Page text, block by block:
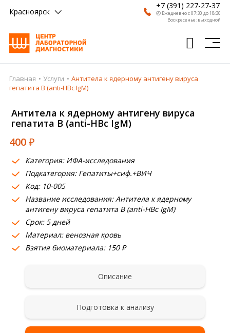
Красноярск
+7 (391) 227-27-37
🕗 Ежедневно с 07:30 до 18:30
Воскресенье: выходной
Главная
Врачи
Получить результат
Пациентам
О компании
Где сдать
Партнерам
Главная Услуги
Антитела к ядерному антигену вируса
гепатита В (anti-HBc IgM)
Антитела к ядерному антигену вируса
гепатита В (anti-HBc IgM)
400₽
Категория: ИФА-исследования
Подкатегория: Гепатиты+сиф.+ВИЧ
Код: 10-005
Название исследования: Антитела к ядерному
антигену вируса гепатита В (anti-HBc IgM)
Срок: 5 дней
Материал: венозная кровь
Взятия биоматериала: 150 ₽
Описание
Подготовка к анализу